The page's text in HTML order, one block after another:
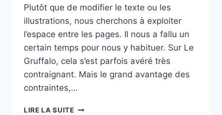
Plutôt que de modifier le texte ou les
illustrations, nous cherchons à exploiter
l’espace entre les pages. Il nous a fallu un
certain temps pour nous y habituer. Sur Le
Gruffalo, cela s’est parfois avéré très
contraignant. Mais le grand avantage des
contraintes,…
LIRE LA SUITE« LA